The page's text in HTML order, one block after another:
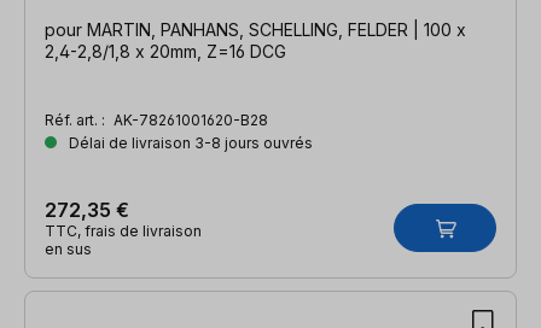
pour MARTIN, PANHANS, SCHELLING, FELDER | 100 x
2,4-2,8/1,8 x 20mm, Z=16 DCG
Réf. art. : AK-78261001620-B28
Délai de livraison 3-8 jours ouvrés
272,35 €
TTC, frais de livraison
en sus